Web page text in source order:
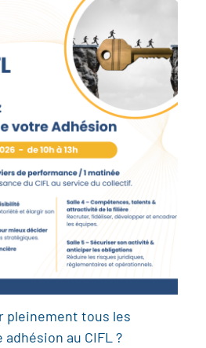
pleinement tous les
au CIFL ?